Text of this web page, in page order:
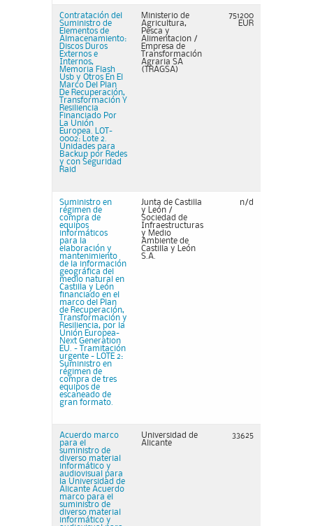
Contratación del
Suministro de
Elementos de
Almacenamiento:
Discos Duros
Externos e
Internos,
Memoria Flash
Usb y Otros En El
Marco Del Plan
De Recuperación,
Transformación Y
Resiliencia
Financiado Por
La Unión
Europea. LOT-
0002: Lote 2.
Unidades para
Backup por Redes
y con Seguridad
Raid
Ministerio de
Agricultura,
Pesca y
Alimentacion /
Empresa de
Transformación
Agraria SA
(TRAGSA)
751200
EUR
Suministro en
régimen de
compra de
equipos
informáticos
para la
elaboración y
mantenimiento
de la información
geográfica del
medio natural en
Castilla y León
financiado en el
marco del Plan
de Recuperación,
Transformación y
Resiliencia, por la
Unión Europea-
Next Generation
EU. - Tramitación
urgente - LOTE 2:
Suministro en
régimen de
compra de tres
equipos de
escaneado de
gran formato.
Junta de Castilla
y León /
Sociedad de
Infraestructuras
y Medio
Ambiente de
Castilla y León
S.A.
n/d
Acuerdo marco
para el
suministro de
diverso material
informático y
audiovisual para
la Universidad de
Alicante Acuerdo
marco para el
suministro de
diverso material
informático y
Universidad de
Alicante
33625